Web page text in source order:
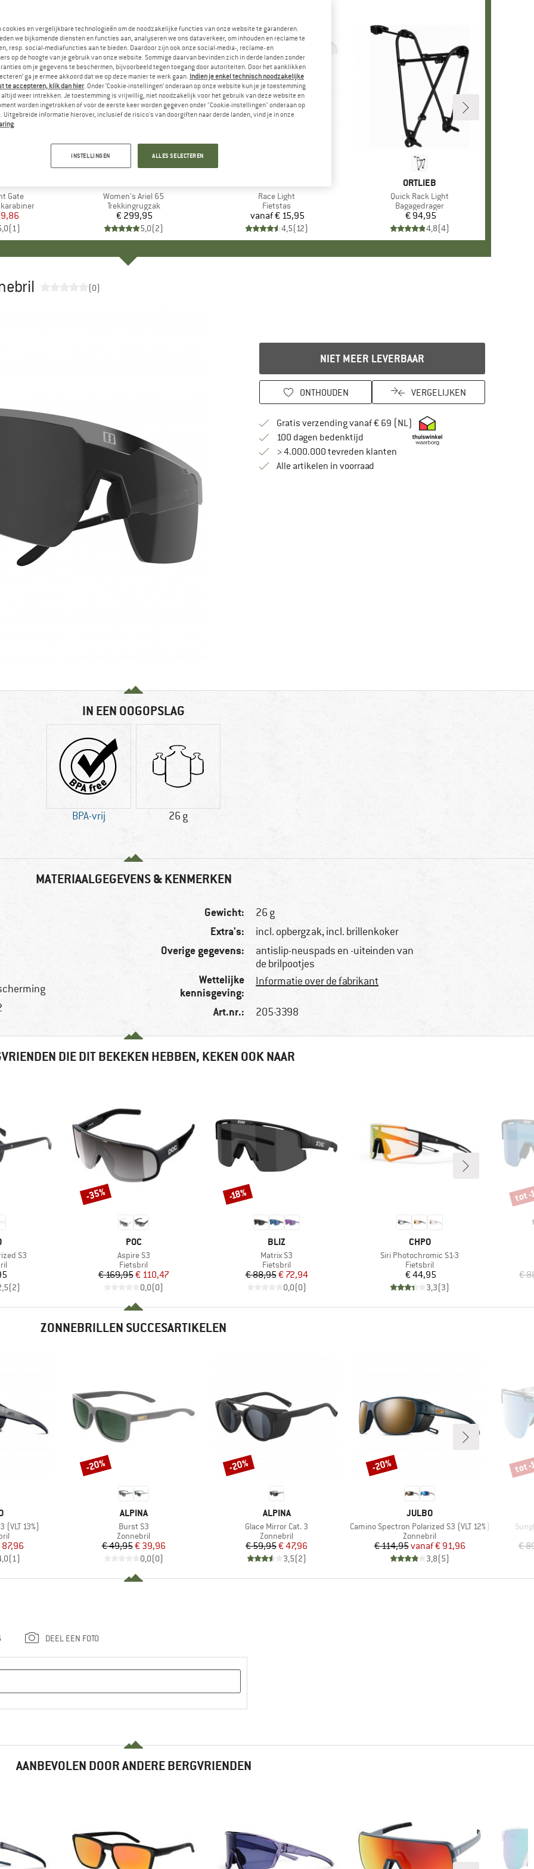
Gate
prijs
(1)
Artikel
Women's Ariel 65
Productgroep
Trekkingrugzak
Prijs
€ 299,95
5,0(2)
Artikel
Race Light
Productgroep
Fietstas
Prijs
vanaf€ 15,95
4,5(12)
MERK
ORTLIEB
Artikel
Quick Rack Light
Productgroep
Bagagedrager
Prijs
€ 94,95
4,8(4)
(0)
NIET MEER LEVERBAAR
ONTHOUDEN VERGELIJKEN
Gratis verzending vanaf € 69 (NL) Vind hier de
100 dagen bedenktijdVind de betalingsinformatie hier! Opent in
> 4.000.000 tevreden klanten
Alle artikelen in voorraad
IN EEN OOGOPSLAG
BPA-vrij 26 g
MATERIAALGEGEVENS & KENMERKEN
Gewicht: 26 g
Extra's: incl. opbergzak, incl. brillenkoker
Overige gegevens:
antislip-neuspads en -uiteinden van
de brilpootjes
Wettelijke
kennisgeving:
Informatie over de fabrikant
Art.nr.: 205-3398
DIE DIT BEKEKEN HEBBEN, KEKEN OOK NAAR
S3
(2)
MERK
POC
Artikel
Aspire S3
Productgroep
Fietsbril
Prijs
€ 169,95Verlaagde prijs
€ 110,47
0,0(0)
Korting
-35%
MERK
BLIZ
Artikel
Matrix S3
Productgroep
Fietsbril
Prijs
€ 88,95Verlaagde prijs
€ 72,94
0,0(0)
Korting
-18%
MERK
CHPO
Artikel
Siri Photochromic S1-3
Productgroep
Fietsbril
Prijs
€ 44,95
3,3(3)
€
tot -
ZONNEBRILLEN SUCCESARTIKELEN
(VLT 13%)
prijs
(1)
MERK
ALPINA
Artikel
Burst S3
Productgroep
Zonnebril
Prijs
€ 49,95Verlaagde prijs
€ 39,96
0,0(0)
Korting
-20%
MERK
ALPINA
Artikel
Glace Mirror Cat. 3
Productgroep
Zonnebril
Prijs
€ 59,95Verlaagde prijs
€ 47,96
3,5(2)
Korting
-20%
MERK
JULBO
Artikel
Camino Spectron Polarized S3 (VLT 12%)
Productgroep
Zonnebril
Prijs
€ 114,95 Verlaagde prijs
vanaf€ 91,96
3,8(5)
Korting
-20%
€
tot -
DEEL EEN FOTO
AANBEVOLEN DOOR ANDERE BERGVRIENDEN
cookies en vergelijkbare technologieën om de noodzakelijke functies van onze website te garanderen.
we bijkomende diensten en functies aan, analyseren we ons dataverkeer, om inhouden en reclame te
resp. social-mediafuncties aan te bieden. Daardoor zijn ook onze social-media-, reclame- en
op de hoogte van je gebruik van onze website. Sommige daarvan bevinden zich in derde landen zonder
om je gegevens te beschermen, bijvoorbeeld tegen toegang door autoriteiten. Door het aanklikken
ga je ermee akkoord dat we op deze manier te werk gaan. Indien je enkel technisch noodzakelijke
te accepteren, klik dan hier. Onder ‘Cookie-instellingen’ onderaan op onze website kun je je toestemming
altijd weer intrekken. Je toestemming is vrijwillig, niet noodzakelijk voor het gebruik van deze website en
worden ingetrokken of voor de eerste keer worden gegeven onder "Cookie-instellingen" onderaan op
Uitgebreide informatie hierover, inclusief de risico's van doorgiften naar derde landen, vind je in onze
.
INSTELLINGEN ALLES SELECTEREN